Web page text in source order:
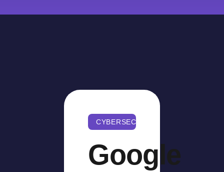
CYBERSECURITY
Google